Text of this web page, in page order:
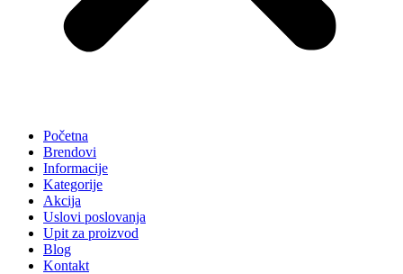
Početna
Brendovi
Informacije
Kategorije
Akcija
Uslovi poslovanja
Upit za proizvod
Blog
Kontakt